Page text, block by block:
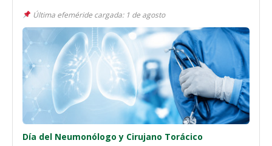
Última efeméride cargada: 1 de agosto
Día del Neumonólogo y Cirujano Torácico